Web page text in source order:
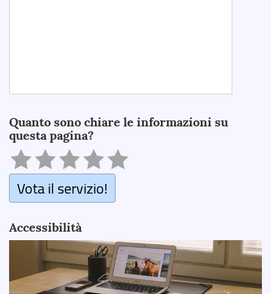
Quanto sono chiare le informazioni su
questa pagina?
Vota il servizio!
Accessibilità